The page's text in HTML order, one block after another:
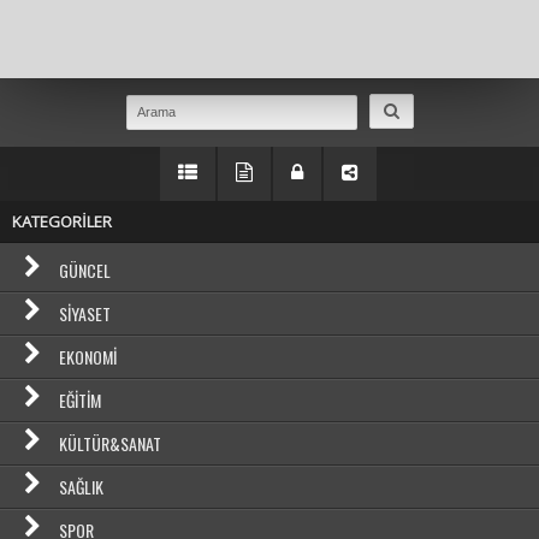
KATEGORİLER
GÜNCEL
SIYASET
EKONOMI
EĞITIM
KÜLTÜR&SANAT
SAĞLIK
SPOR